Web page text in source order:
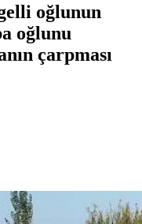
oğlunun
oğlunu
çarpması